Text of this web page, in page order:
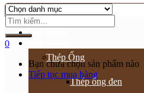
0
Bạn chưa chọn sản phẩm nào
Tiếp tục mua hàng
Trang chủ
Giới thiệu
Thép Ống
Thép ống đen